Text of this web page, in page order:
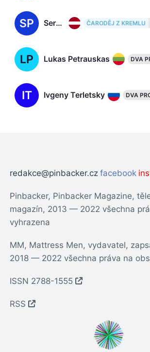
SP Sergey Podymin, 51 ČARODĚJ Z KREMLU
LP Lukas Petrauskas DVA
IT Ivgeny Terletsky DVA
redakce@pinbacker.cz facebook
Pinbacker, Pinbacker Magazine,
magazín, 2013 — 2022 všechna
vyhrazena
MM, Mattress Men, vydavatel,
2018 — 2022 všechna práva na
ISSN 2788-1555
RSS